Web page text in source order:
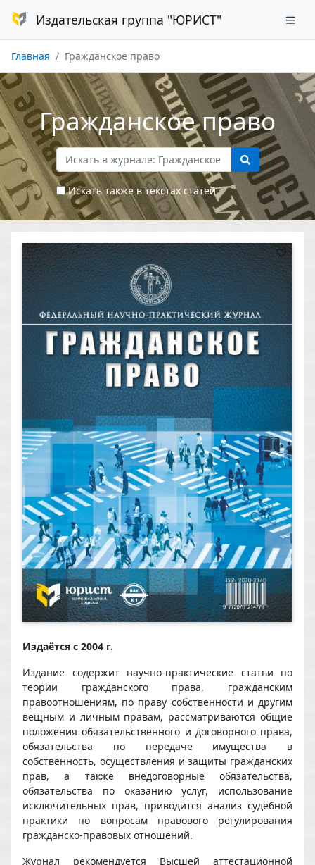
Издательская группа "ЮРИСТ"
Главная Гражданское право
Гражданское право
Искать также в текстах статей
Издаётся с 2004 г.
Издание содержит научно-практические статьи по
теории гражданского права, гражданским
правоотношениям, по праву собственности и другим
вещным и личным правам, рассматриваются общие
положения обязательственного и договорного права,
обязательства по передаче имущества в
собственность, осуществления и защиты гражданских
прав, а также внедоговорные обязательства,
обязательства по оказанию услуг, использование
исключительных прав, приводится анализ судебной
практики по вопросам правового регулирования
гражданско-правовых отношений.
Журнал рекомендуется Высшей аттестационной